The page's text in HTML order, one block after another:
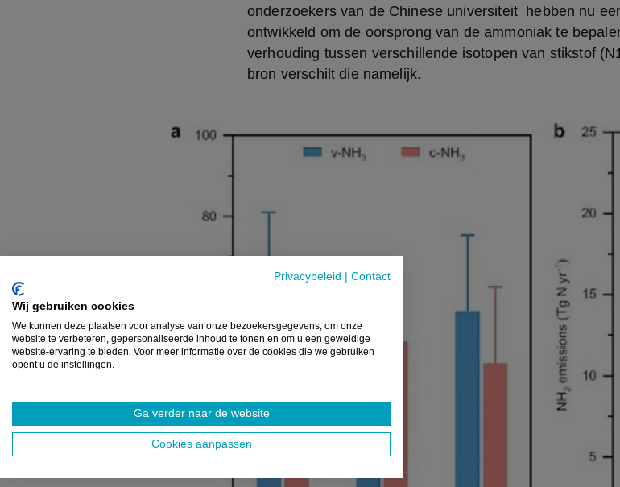
Privacybeleid Contact
Wij gebruiken cookies
We kunnen deze plaatsen voor analyse van onze bezoekersgegevens, om onze
website te verbeteren, gepersonaliseerde inhoud te tonen en om u een geweldige
website-ervaring te bieden. Voor meer informatie over de cookies die we gebruiken
opent u de instellingen.
Ga verder naar de website
Cookies aanpassen
onderzoekers van de Chinese universiteit  hebben nu
ontwikkeld om de oorsprong van de ammoniak te
verhouding tussen verschillende isotopen van stikstof
bron verschilt die namelijk.